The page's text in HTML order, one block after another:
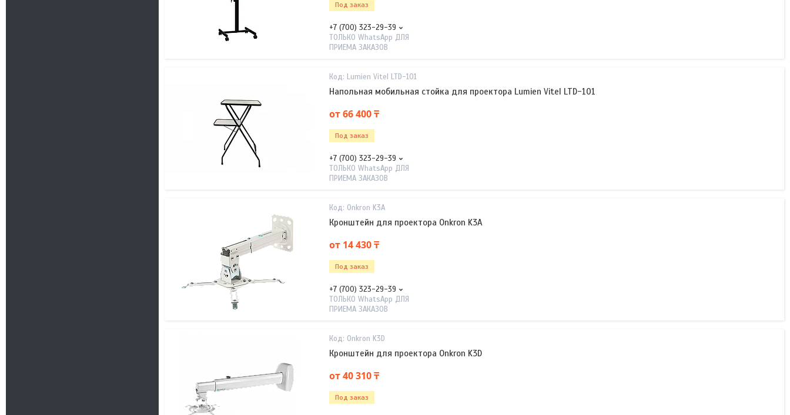
Под заказ
+7 (700) 323-29-39
ТОЛЬКО WhatsApp ДЛЯ
ПРИЕМА ЗАКАЗОВ
Lumien Vitel LTD-101
Напольная мобильная стойка для проектора Lumien Vitel LTD-101
от 66 400 ₸
Под заказ
+7 (700) 323-29-39
ТОЛЬКО WhatsApp ДЛЯ
ПРИЕМА ЗАКАЗОВ
Onkron K3A
Кронштейн для проектора Onkron K3A
от 14 430 ₸
Под заказ
+7 (700) 323-29-39
ТОЛЬКО WhatsApp ДЛЯ
ПРИЕМА ЗАКАЗОВ
Onkron K3D
Кронштейн для проектора Onkron K3D
от 40 310 ₸
Под заказ